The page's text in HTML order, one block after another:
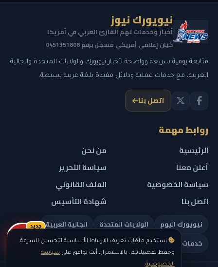
نستخدم ملفات تعريف الارتباط الأساسية لتحسين السرعة
وحفظ تفضيلاتك. بالاستمرار، أنت توافق على سياسة
الخصوصية.
نيويورك نيوز
أخبار وخدمات تهم القارئ العربي في أمريكا
كيان إعلامي أمريكي مسجل برقم 0451351808
متابعة يومية سريعة وواضحة لأخبار نيويورك والولايات المتحدة والجالية
العربية، مع خدمات عملية ودلائل مفيدة بلغة عربية بسيطة.
اتصل بنا
روابط مهمة
الرئيسية
من نحن
أعلن معنا
سياسة التحرير
سياسة الخصوصية
الملف القانوني
اتصل بنا
شهادة التأسيس
نيويورك اليوم الولايات المتحدة
الجالية العربية
خدمات تهمك
ريلز
جديد